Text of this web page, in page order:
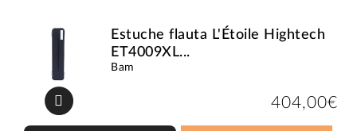
Estuche flauta L'Étoile Hightech
ET4009XL...
Bam
404,00€